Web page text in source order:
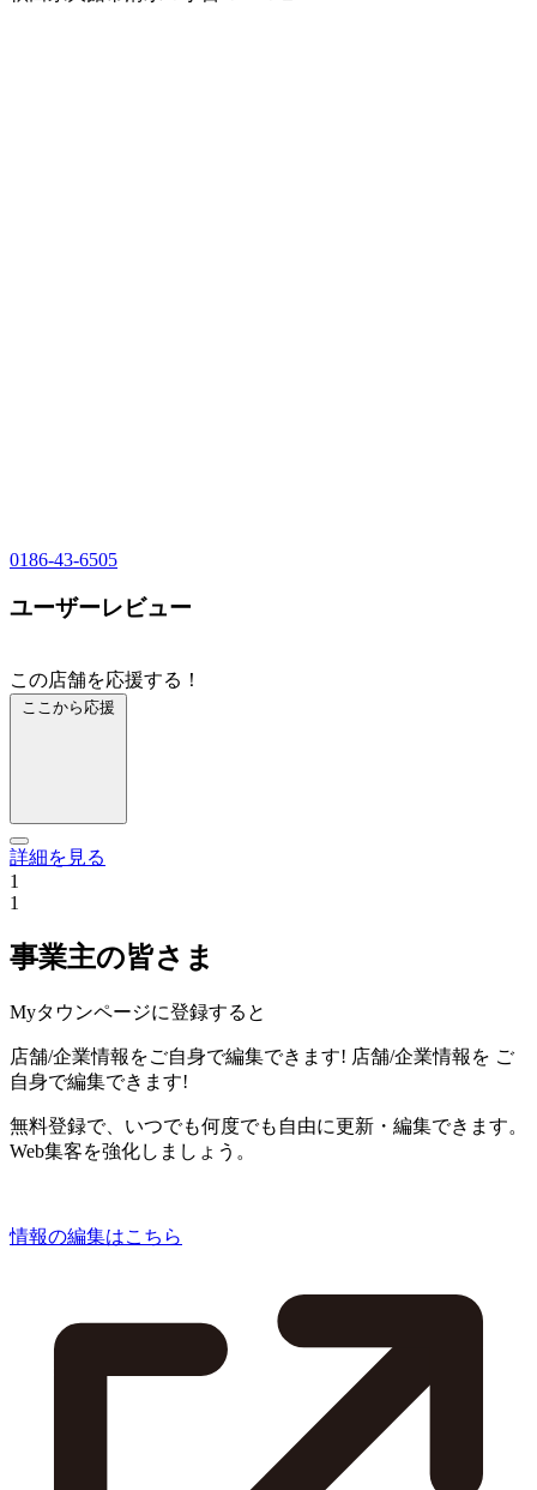
0186-43-6505
ユーザーレビュー
この店舗を応援する！
ここから応援
詳細を見る
1
1
事業主の皆さま
Myタウンページに登録すると
店舗/企業情報をご自身で編集できます! 店舗/企業情報を ご
自身で編集できます!
無料登録で、いつでも何度でも自由に更新・編集できます。
Web集客を強化しましょう。
情報の編集はこちら